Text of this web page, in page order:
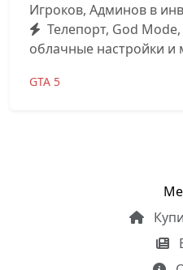
Игроков, Админов в
Телепорт, God
облачные настройки и
GTA 5